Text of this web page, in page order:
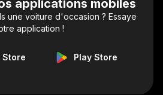
applications mobiles
une voiture d'occasion ? Essaye
application !
Store Play Store